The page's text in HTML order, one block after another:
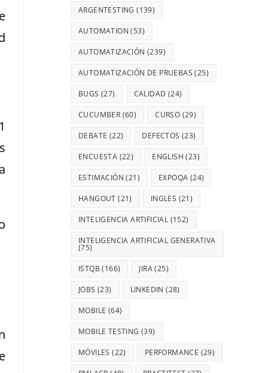
ARGENTESTING (139)
AUTOMATION (53)
AUTOMATIZACIÓN (239)
AUTOMATIZACIÓN DE PRUEBAS (25)
BUGS (27) CALIDAD (24)
CUCUMBER (60) CURSO (29)
DEBATE (22) DEFECTOS (23)
ENCUESTA (22) ENGLISH (23)
ESTIMACIÓN (21) EXPOQA (24)
HANGOUT (21) INGLES (21)
INTELIGENCIA ARTIFICIAL (152)
INTELIGENCIA ARTIFICIAL GENERATIVA
(75)
ISTQB (166) JIRA(25)
JOBS (23) LINKEDIN (28)
MOBILE (64)
MOBILE TESTING (39)
MÓVILES (22) PERFORMANCE (29)